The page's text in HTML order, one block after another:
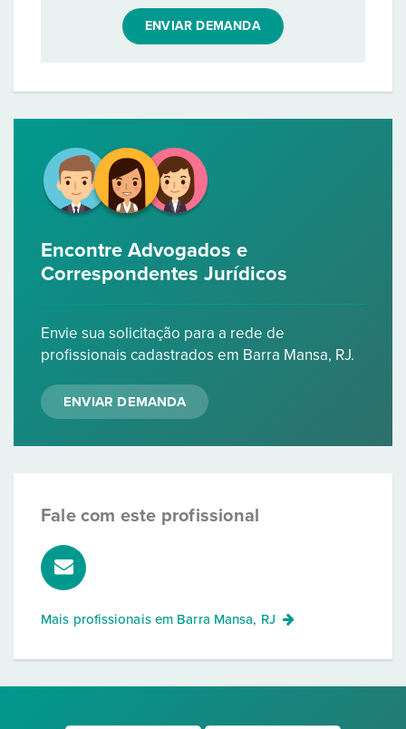
ENVIAR DEMANDA
Encontre Advogados e
Correspondentes Jurídicos
Envie sua solicitação para a rede de
profissionais cadastrados em Barra Mansa, RJ.
ENVIAR DEMANDA
Fale com este profissional
Mais profissionais em Barra Mansa, RJ